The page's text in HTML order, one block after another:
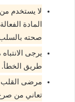
لا يستخدم
المادة
صحته
يرجى
طريق الخطأ.
مرضى القلب
تعاني من